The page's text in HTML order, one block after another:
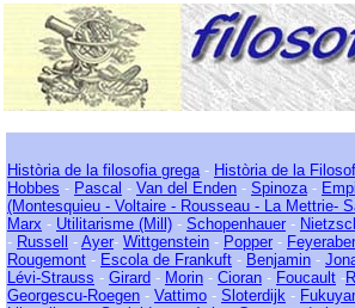
Història de la filosofia grega- Història de la
Hobbes - Pascal - Van del Enden - Spinoza-
(Montesquieu - Voltaire - Rousseau - La Mettrie-
Marx - Utilitarisme (Mill) - Schopenhauer -
- Russell - Ayer- Wittgenstein - Popper -
Rougemont - Escola de Frankuft - Benjamin -
Lévi-Strauss - Girard - Morin - Cioran - Foucault -
Georgescu-Roegen - Vattimo - Sloterdijk -